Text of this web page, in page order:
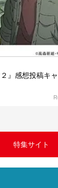
』感想投稿キ
特集サイト